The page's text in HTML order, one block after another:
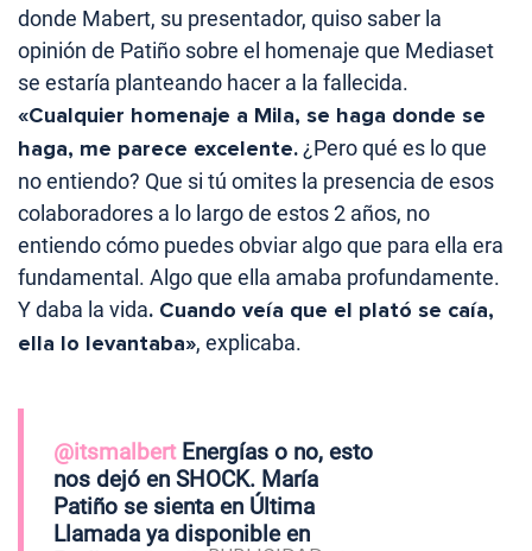
donde Mabert, su presentador, quiso saber la
opinión de Patiño sobre el homenaje que Mediaset
se estaría planteando hacer a la fallecida.
«Cualquier homenaje a Mila, se haga donde se
haga, me parece excelente.¿Pero qué es lo que
no entiendo? Que si tú omites la presencia de esos
colaboradores a lo largo de estos 2 años, no
entiendo cómo puedes obviar algo que para ella era
fundamental. Algo que ella amaba profundamente.
Y daba la vida. Cuando veía que el plató se caía,
ella lo levantaba», explicaba.
@itsmalbertEnergías o no, esto
nos dejó en SHOCK. María
Patiño se sienta en Última
Llamada ya disponible en